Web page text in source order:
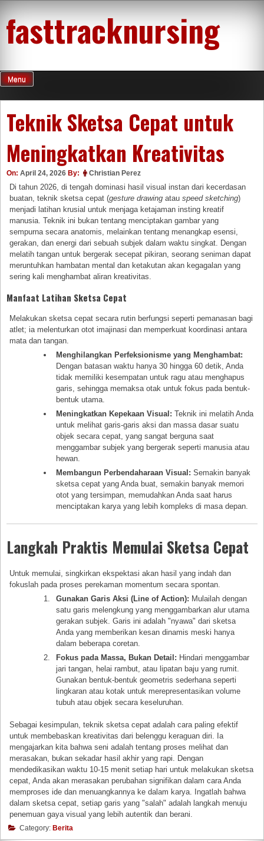
content
fasttracknursing
Menu
Teknik Sketsa Cepat untuk
Meningkatkan Kreativitas
On: April 24, 2026 By: Christian Perez
Di tahun 2026, di tengah dominasi hasil visual instan dari kecerdasan
buatan, teknik sketsa cepat (gesture drawing atauspeed sketching)
menjadi latihan krusial untuk menjaga ketajaman insting kreatif
manusia. Teknik ini bukan tentang menciptakan gambar yang
sempurna secara anatomis, melainkan tentang menangkap esensi,
gerakan, dan energi dari sebuah subjek dalam waktu singkat. Dengan
melatih tangan untuk bergerak secepat pikiran, seorang seniman dapat
meruntuhkan hambatan mental dan ketakutan akan kegagalan yang
sering kali menghambat aliran kreativitas.
Manfaat Latihan Sketsa Cepat
Melakukan sketsa cepat secara rutin berfungsi seperti pemanasan bagi
atlet; ia melenturkan otot imajinasi dan memperkuat koordinasi antara
mata dan tangan.
Menghilangkan Perfeksionisme yang Menghambat:
Dengan batasan waktu hanya 30 hingga 60 detik, Anda
tidak memiliki kesempatan untuk ragu atau menghapus
garis, sehingga memaksa otak untuk fokus pada bentuk-
bentuk utama.
Meningkatkan Kepekaan Visual: Teknik ini melatih Anda
untuk melihat garis-garis aksi dan massa dasar suatu
objek secara cepat, yang sangat berguna saat
menggambar subjek yang bergerak seperti manusia atau
hewan.
Membangun Perbendaharaan Visual: Semakin banyak
sketsa cepat yang Anda buat, semakin banyak memori
otot yang tersimpan, memudahkan Anda saat harus
menciptakan karya yang lebih kompleks di masa depan.
Langkah Praktis Memulai Sketsa Cepat
Untuk memulai, singkirkan ekspektasi akan hasil yang indah dan
fokuslah pada proses perekaman momentum secara spontan.
Gunakan Garis Aksi (Line of Action): Mulailah dengan
satu garis melengkung yang menggambarkan alur utama
gerakan subjek. Garis ini adalah "nyawa" dari sketsa
Anda yang memberikan kesan dinamis meski hanya
dalam beberapa coretan.
Fokus pada Massa, Bukan Detail: Hindari menggambar
jari tangan, helai rambut, atau lipatan baju yang rumit.
Gunakan bentuk-bentuk geometris sederhana seperti
lingkaran atau kotak untuk merepresentasikan volume
tubuh atau objek secara keseluruhan.
Sebagai kesimpulan, teknik sketsa cepat adalah cara paling efektif
untuk membebaskan kreativitas dari belenggu keraguan diri. Ia
mengajarkan kita bahwa seni adalah tentang proses melihat dan
merasakan, bukan sekadar hasil akhir yang rapi. Dengan
mendedikasikan waktu 10-15 menit setiap hari untuk melakukan sketsa
cepat, Anda akan merasakan perubahan signifikan dalam cara Anda
memproses ide dan menuangkannya ke dalam karya. Ingatlah bahwa
dalam sketsa cepat, setiap garis yang "salah" adalah langkah menuju
penemuan gaya visual yang lebih autentik dan berani.
Category: Berita